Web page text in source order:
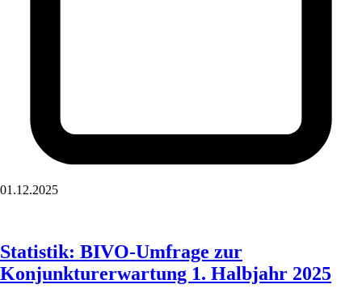
01.12.2025
Statistik: BIVO-Umfrage zur
Konjunkturerwartung 1. Halbjahr 2025